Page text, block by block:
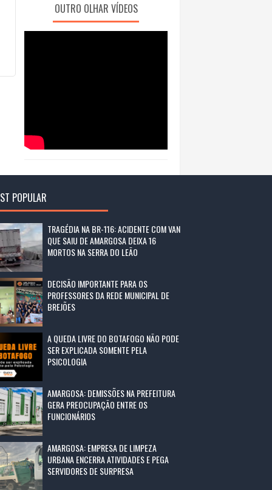
OUTRO OLHAR VÍDEOS
POPULAR
TRAGÉDIA NA BR-116: ACIDENTE COM VAN
QUE SAIU DE AMARGOSA DEIXA 16
MORTOS NA SERRA DO LEÃO
DECISÃO IMPORTANTE PARA OS
PROFESSORES DA REDE MUNICIPAL DE
BREJÕES
A QUEDA LIVRE DO BOTAFOGO NÃO PODE
SER EXPLICADA SOMENTE PELA
PSICOLOGIA
AMARGOSA: DEMISSÕES NA PREFEITURA
GERA PREOCUPAÇÃO ENTRE OS
FUNCIONÁRIOS
AMARGOSA: EMPRESA DE LIMPEZA
URBANA ENCERRA ATIVIDADES E PEGA
SERVIDORES DE SURPRESA